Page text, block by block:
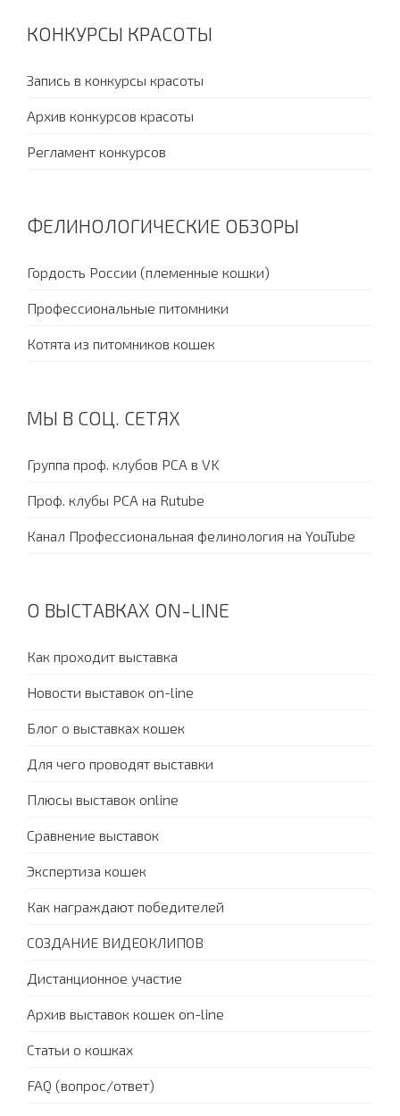
КОНКУРСЫ КРАСОТЫ
Запись в конкурсы красоты
Архив конкурсов красоты
Регламент конкурсов
ФЕЛИНОЛОГИЧЕСКИЕ ОБЗОРЫ
Гордость России (племенные кошки)
Профессиональные питомники
Котята из питомников кошек
МЫ В СОЦ. СЕТЯХ
Группа проф. клубов PCA в VK
Проф. клубы PCA на Rutube
Канал Профессиональная фелинология на YouTube
О ВЫСТАВКАХ ON-LINE
Как проходит выставка
Новости выставок on-line
Блог о выставках кошек
Для чего проводят выставки
Плюсы выставок online
Сравнение выставок
Экспертиза кошек
Как награждают победителей
СОЗДАНИЕ ВИДЕОКЛИПОВ
Дистанционное участие
Архив выставок кошек on-line
Статьи о кошках
FAQ (вопрос/ответ)